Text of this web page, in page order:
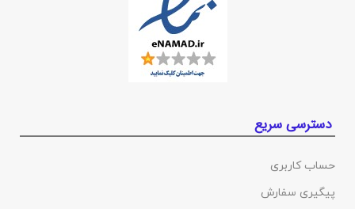
دسترسی سریع
حساب کاربری
پیگیری سفارش